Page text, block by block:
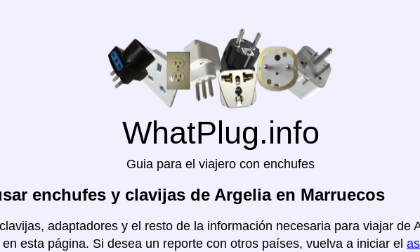
WhatPlug.info
Guia para el viajero con enchufes
enchufes y clavijas de Argelia en Marruecos
adaptadores y el resto de la información necesaria para viajar de
esta página. Si desea un reporte con otros países, vuelva a iniciar el